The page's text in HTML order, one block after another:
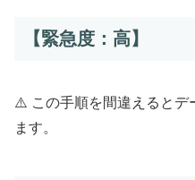
【緊急度：高】
⚠️ この手順を間違えるとデ
ます。